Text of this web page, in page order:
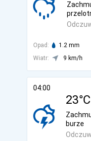
Opad: 1.2 mm
Wiatr:
9 km/h
04:00
23°C
burze